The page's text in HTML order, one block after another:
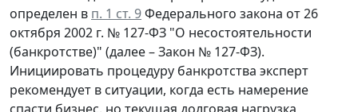
определен в п. 1 ст. 9Федерального закона от 26
октября 2002 г. № 127-ФЗ "О несостоятельности
(банкротстве)" (далее – Закон № 127-ФЗ).
Инициировать процедуру банкротства эксперт
рекомендует в ситуации, когда есть намерение